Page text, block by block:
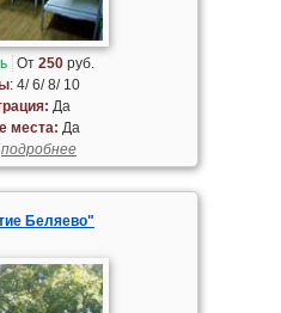
От250 руб.
: 4/ 6/ 8/ 10
Да
места: Да
подробнее
Беляево"